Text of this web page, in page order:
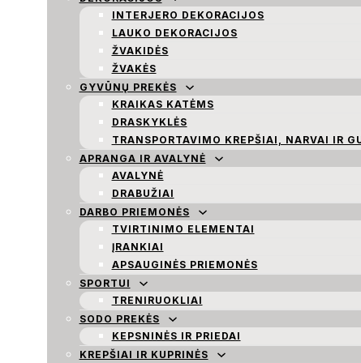
INTERJERO DEKORACIJOS
LAUKO DEKORACIJOS
ŽVAKIDĖS
ŽVAKĖS
GYVŪNŲ PREKĖS
KRAIKAS KATĖMS
DRASKYKLĖS
TRANSPORTAVIMO KREPŠIAI, NARVAI IR
APRANGA IR AVALYNĖ
AVALYNĖ
DRABUŽIAI
DARBO PRIEMONĖS
TVIRTINIMO ELEMENTAI
ĮRANKIAI
APSAUGINĖS PRIEMONĖS
SPORTUI
TRENIRUOKLIAI
SODO PREKĖS
KEPSNINĖS IR PRIEDAI
KREPŠIAI IR KUPRINĖS